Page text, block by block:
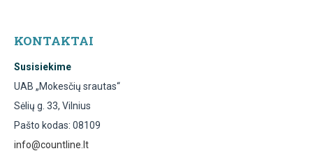
KONTAKTAI
Susisiekime
UAB „Mokesčių srautas“
Sėlių g. 33, Vilnius
Pašto kodas: 08109
info@countline.lt